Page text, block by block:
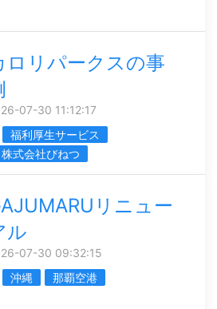
ロリパークスの事
07-30 11:12:17
福利厚生サービス
株式会社びねつ
リニュー
ル
07-30 09:32:15
沖縄
那覇空港